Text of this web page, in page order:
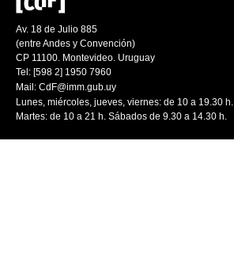
Av. 18 de Julio 885
(entre Andes y Convención)
CP 11100. Montevideo. Uruguay
Tel: [598 2] 1950 7960
Mail: CdF@imm.gub.uy
Lunes, miércoles, jueves, viernes: de 10 a 19.30 h.
Martes: de 10 a 21 h. Sábados de 9.30 a 14.30 h.